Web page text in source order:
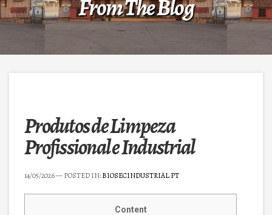
From The Blog
Produtos de Limpeza
Profissional e Industrial
14/05/2026— POSTED IN:BIOSECINDUSTRIAL.PT
Content